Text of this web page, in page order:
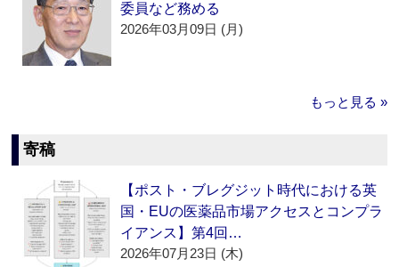
委員など務める
2026年03月09日 (月)
もっと見る »
寄稿
【ポスト・ブレグジット時代における英
国・EUの医薬品市場アクセスとコンプラ
イアンス】第4回…
2026年07月23日 (木)